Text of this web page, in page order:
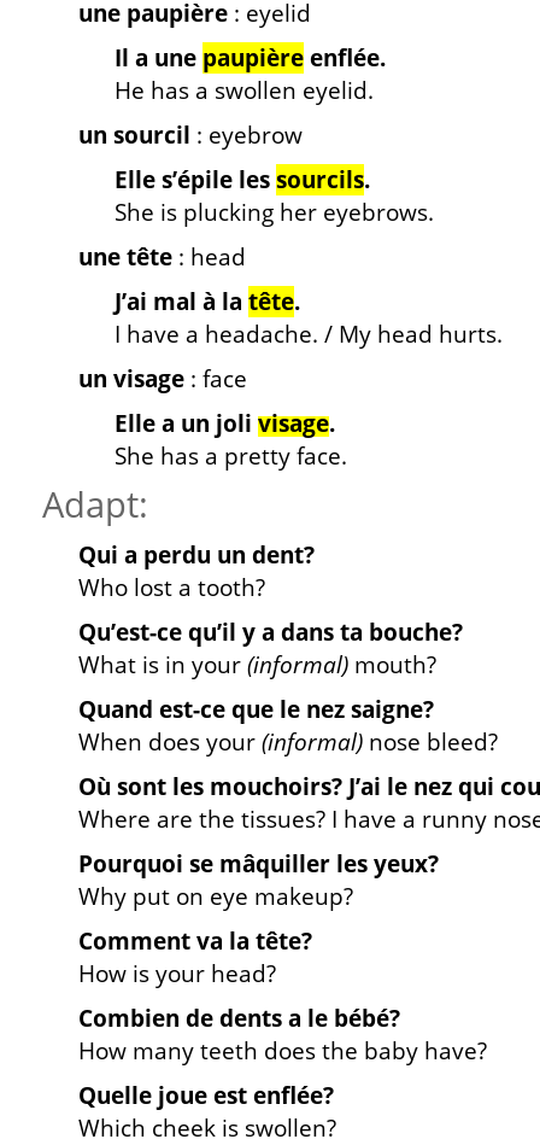
une paupière : eyelid
Il a une paupièreenflée.
He has a swollen eyelid.
un sourcil : eyebrow
Elle s’épile lessourcils.
She is plucking her eyebrows.
une tête : head
J’ai mal à la tête.
I have a headache. / My head hurts.
un visage : face
Elle a un joli visage.
She has a pretty face.
Adapt:
Qui a perdu un dent?
Who lost a tooth?
Qu’est-ce qu’il y a dans ta bouche?
What is in your(informal) mouth?
Quand est-ce que le nez saigne?
When does your(informal) nose bleed?
Où sont les mouchoirs? J’ai le nez qui
Where are the tissues? I have a runny
Pourquoi se mâquiller les yeux?
Why put on eye makeup?
Comment va la tête?
How is your head?
Combien de dents a le bébé?
How many teeth does the baby have?
Quelle joue est enflée?
Which cheek is swollen?